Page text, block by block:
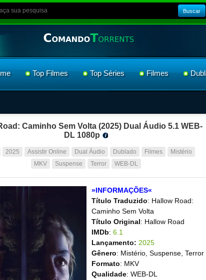
Buscar
Top Filmes Top Séries Filmes
Caminho Sem Volta (2025) Dual Áudio 5.1 WEB-
DL 1080p
2025 Assistir Online Dual Áudio Dublado Filmes
Mistério
MKV
Suspense Terror WEB-DL
»INFORMAÇÕES«
Título Traduzido: Hallow Road:
Caminho Sem Volta
Título Original: Hallow Road
IMDb: 6.1
Lançamento: 2025
Gênero: Mistério, Suspense, Terror
Formato: MKV
Qualidade: WEB-DL